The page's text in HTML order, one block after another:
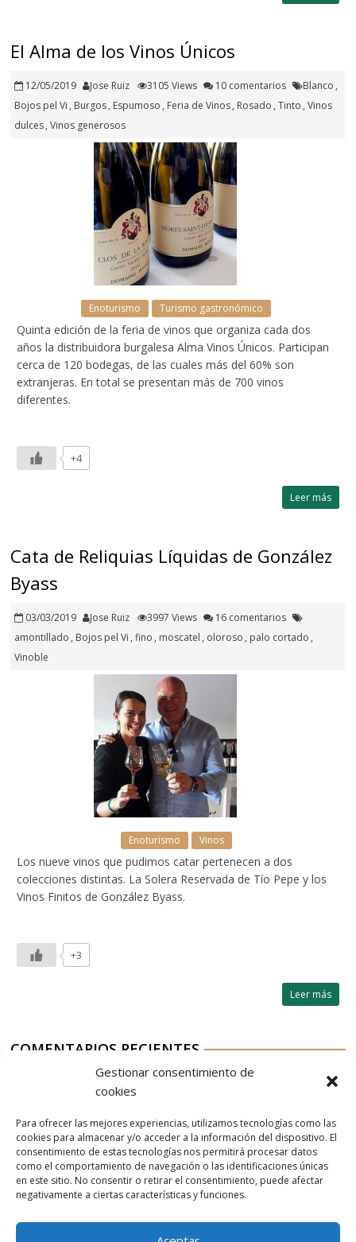
Gestionar consentimiento de
cookies
Para ofrecer las mejores experiencias, utilizamos tecnologías como las
cookies para almacenar y/o acceder a la información del dispositivo. El
consentimiento de estas tecnologías nos permitirá procesar datos
como el comportamiento de navegación o las identificaciones únicas
en este sitio. No consentir o retirar el consentimiento, puede afectar
negativamente a ciertas características y funciones.
El Alma de los Vinos Únicos
12/05/2019 Jose Ruiz 3105 Views 10 comentarios Blanco ,
Bojos pel Vi , Burgos, Espumoso , Feria de Vinos, Rosado ,Tinto ,Vinos
dulces,Vinos generosos
Enoturismo Turismo gastronómico
Quinta edición de la feria de vinos que organiza cada dos
años la distribuidora burgalesa Alma Vinos Únicos. Participan
cerca de 120 bodegas, de las cuales más del 60% son
extranjeras. En total se presentan más de 700 vinos
diferentes.
+4
Leer más
Cata de Reliquias Líquidas de González
Byass
03/03/2019 Jose Ruiz 3997 Views
16 comentarios
amontillado , Bojos pel Vi ,fino , moscatel , oloroso , palo cortado ,
Vinoble
Enoturismo Vinos
Los nueve vinos que pudimos catar pertenecen a dos
colecciones distintas. La Solera Reservada de Tío Pepe y los
Vinos Finitos de González Byass.
+3
Leer más
COMENTARIOS RECIENTES
Nordés Vermouth Rojo
Aurelio G-MenNordés Vermouth Rojo
AitorenNordés Vermouth Rojo
Aurelio G-M en Nordés Vermouth Rojo